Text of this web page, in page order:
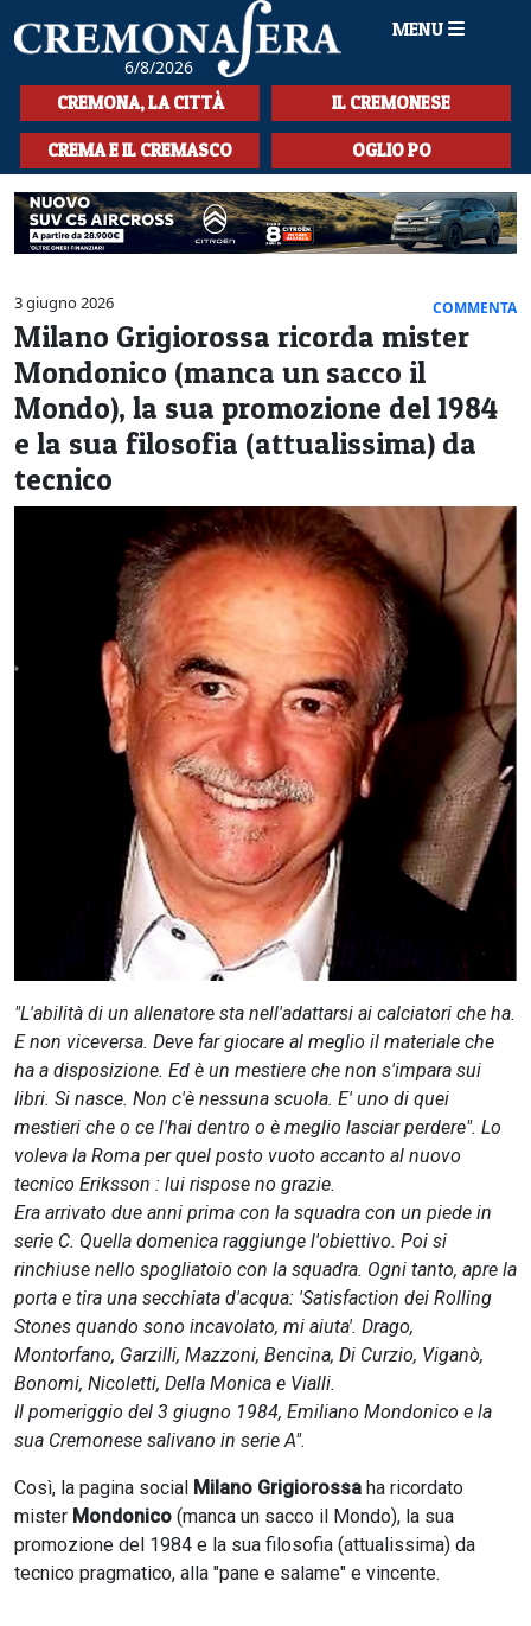
6/8/2026
MENU
HOME
CRONACA
SPORT
LA MUSICA
CULTURA
LA STORIA
SPETTACOLI
L'EDITORIALE
SEZIONI
CREMONA, LA CITTÀ IL CREMONESE
CREMA E IL CREMASCO OGLIO PO
3 giugno 2026 COMMENTA
Milano Grigiorossa ricorda mister
Mondonico (manca un sacco il
Mondo), la sua promozione del 1984
e la sua filosofia (attualissima) da
tecnico
"L'abilità di un allenatore sta nell'adattarsi ai calciatori che ha.
E non viceversa. Deve far giocare al meglio il materiale che
ha a disposizione. Ed è un mestiere che non s'impara sui
libri. Si nasce. Non c'è nessuna scuola. E' uno di quei
mestieri che o ce l'hai dentro o è meglio lasciar perdere". Lo
voleva la Roma per quel posto vuoto accanto al nuovo
tecnico Eriksson : lui rispose no grazie.
Era arrivato due anni prima con la squadra con un piede in
serie C. Quella domenica raggiunge l'obiettivo. Poi si
rinchiuse nello spogliatoio con la squadra. Ogni tanto, apre la
porta e tira una secchiata d'acqua: 'Satisfaction dei Rolling
Stones quando sono incavolato, mi aiuta'. Drago,
Montorfano, Garzilli, Mazzoni, Bencina, Di Curzio, Viganò,
Bonomi, Nicoletti, Della Monica e Vialli.
Il pomeriggio del 3 giugno 1984, Emiliano Mondonico e la
sua Cremonese salivano in serie A".
Così, la pagina social Milano Grigiorossa ha ricordato
mister Mondonico (manca un sacco il Mondo), la sua
promozione del 1984 e la sua filosofia (attualissima) da
tecnico pragmatico, alla "pane e salame" e vincente.